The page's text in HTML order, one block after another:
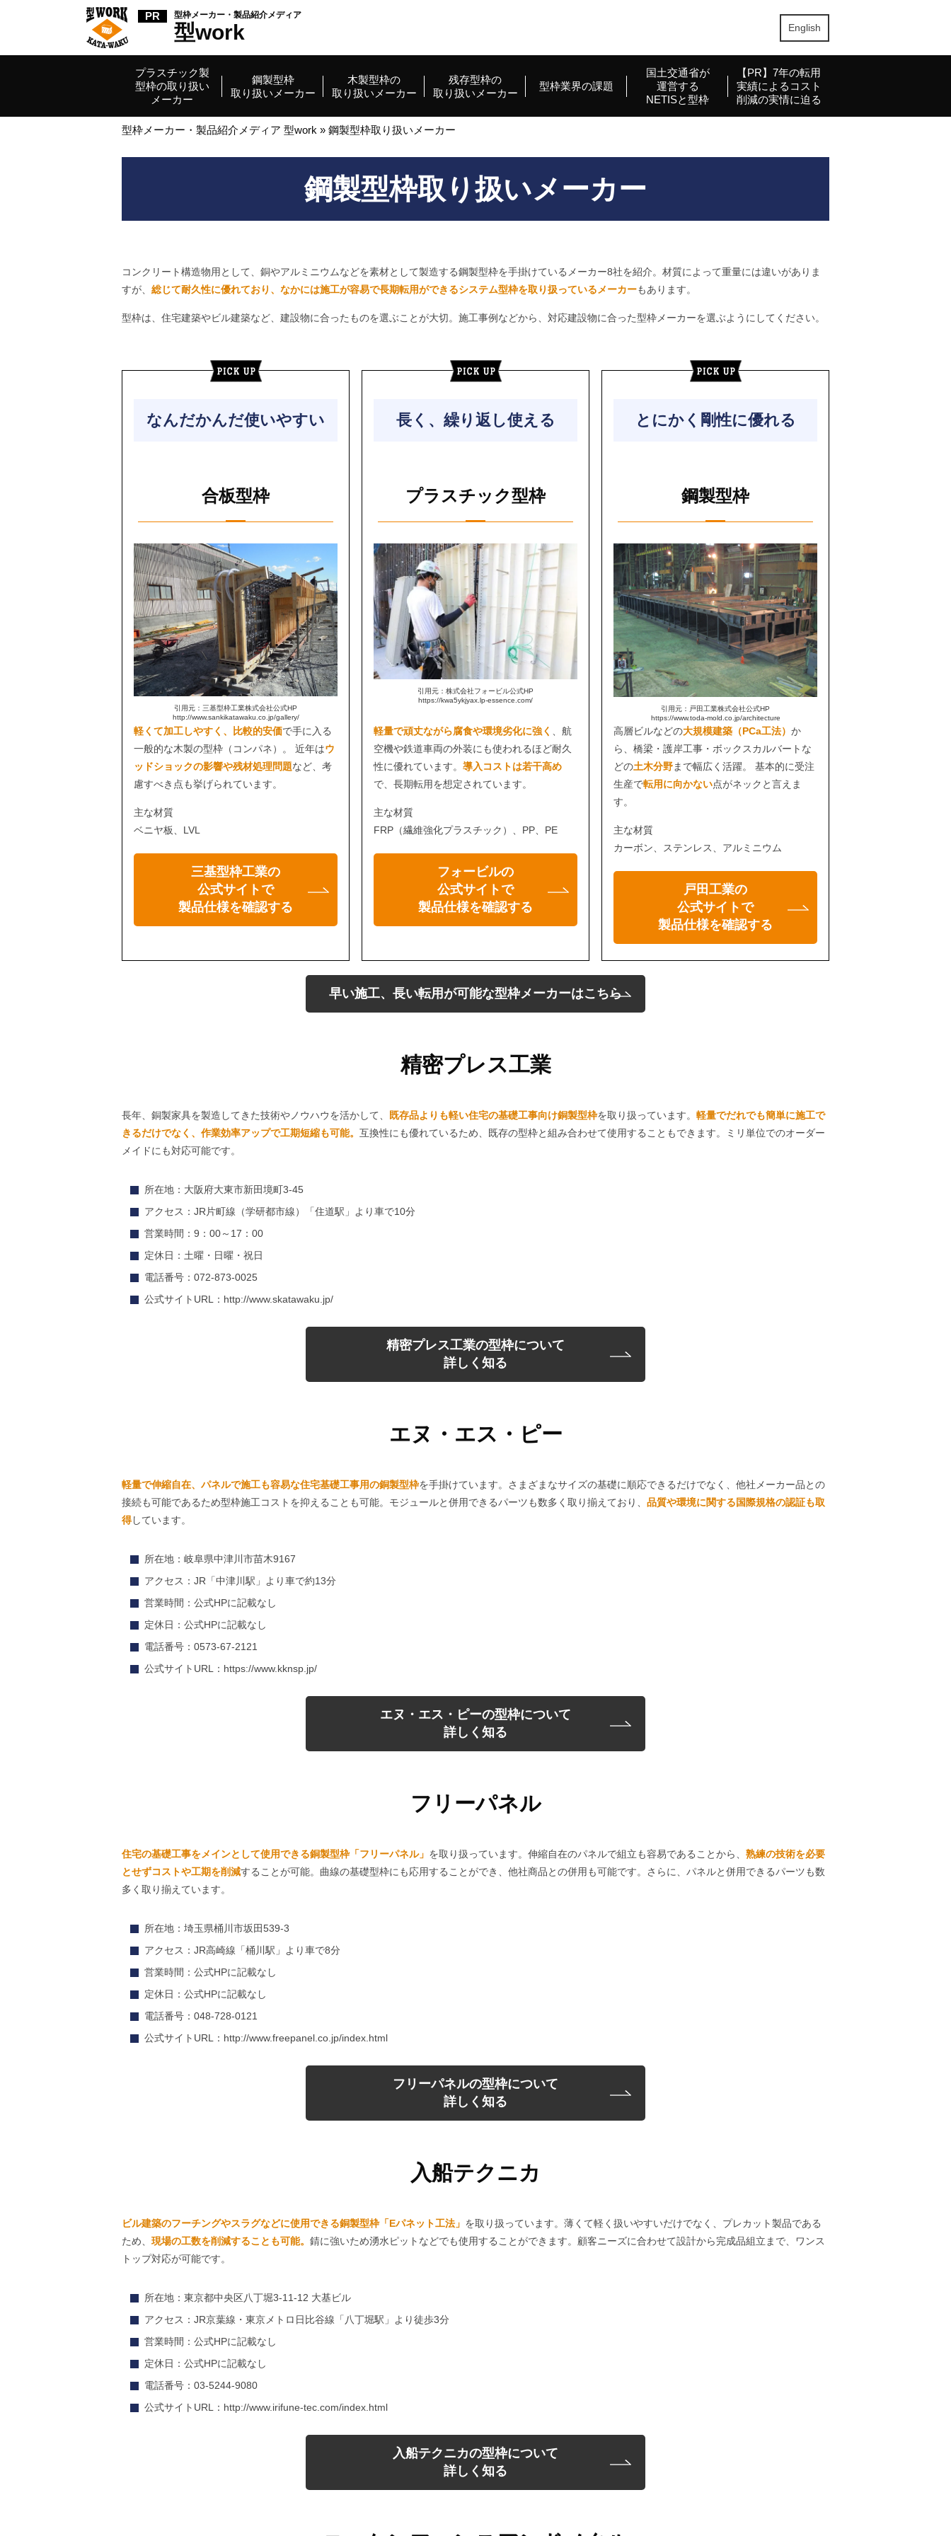
型枠メーカー・ 製品紹介メディア
型work English
プラスチック製
型枠の取り扱い
メーカー
鋼製型枠
取り扱いメーカー
木製型枠の
取り扱いメーカー
残存型枠の
取り扱いメーカー
型枠業界の課題
国土交通省が
運営する
NETISと型枠
【PR】7年の転用
実績によるコスト
削減の実情に迫る
型枠メーカー・製品紹介メディア 型work » 鋼製型枠取り扱いメーカー
鋼製型枠取り扱いメーカー
コンクリート構造物用として、銅やアルミニウムなどを素材として製造する鋼製型枠を手掛けているメーカー8社を紹介。材質によって重量には違いがありま
すが、 総じて耐久性に優れており、なかには施工が容易で長期転用ができるシステム型枠を取り扱っているメーカーもあります。
型枠は、住宅建築やビル建築など、建設物に合ったものを選ぶことが大切。施工事例などから、対応建設物に合った型枠メーカーを選ぶようにしてください。
なんだかんだ使いやすい
合板型枠
引用元：三基型枠工業株式会社公式HP
http://www.sankikatawaku.co.jp/gallery/
軽くて加工しやすく、比較的安価で手に入る
一般的な木製の型枠（コンパネ）。 近年はウ
ッドショックの影響や残材処理問題など、考
慮すべき点も挙げられています。
主な材質
ベニヤ板、LVL
三基型枠工業の
公式サイトで
製品仕様を確認する
長く、繰り返し使える
プラスチック型枠
引用元：株式会社フォービル公式HP
https://kwa5ykjyax.lp-essence.com/
軽量で頑丈ながら腐食や環境劣化に強く
、航
空機や鉄道車両の外装にも使われるほど耐久
性に優れています。 導入コストは若干高め
で、長期転用を想定されています。
主な材質
FRP（繊維強化プラスチック）、PP、PE
フォービルの
公式サイトで
製品仕様を確認する
とにかく剛性に優れる
鋼製型枠
引用元：戸田工業株式会社公式HP
https://www.toda-mold.co.jp/architecture
高層ビルなどの大規模建築（PCa工法） か
ら、橋梁・護岸工事・ボックスカルバートな
どの土木分野まで幅広く活躍。 基本的に受注
生産で転用に向かない点がネックと言えま
す。
主な材質
カーボン、ステンレス、アルミニウム
戸田工業の
公式サイトで
製品仕様を確認する
早い施工、長い転用が可能な型枠メーカーはこちら
精密プレス工業
長年、銅製家具を製造してきた技術やノウハウを活かして、 既存品よりも軽い住宅の基礎工事向け銅製型枠を取り扱っています。 軽量でだれでも簡単に施工で
きるだけでなく、作業効率アップで工期短縮も可能。 互換性にも優れているため、既存の型枠と組み合わせて使用することもできます。ミリ単位でのオーダー
メイドにも対応可能です。
所在地：大阪府大東市新田境町3-45
アクセス：JR片町線（学研都市線）「住道駅」より車で10分
営業時間：9：00～17：00
定休日：土曜・日曜・祝日
電話番号：072-873-0025
公式サイトURL：http://www.skatawaku.jp/
精密プレス工業の型枠について
詳しく知る
エヌ・エス・ピー
軽量で伸縮自在、パネルで施工も容易な住宅基礎工事用の銅製型枠を手掛けています。さまざまなサイズの基礎に順応できるだけでなく、他社メーカー品との
接続も可能であるため型枠施工コストを抑えることも可能。モジュールと併用できるパーツも数多く取り揃えており、 品質や環境に関する国際規格の認証も取
得しています。
所在地：岐阜県中津川市苗木9167
アクセス：JR「中津川駅」より車で約13分
営業時間：公式HPに記載なし
定休日：公式HPに記載なし
電話番号：0573-67-2121
公式サイトURL：https://www.kknsp.jp/
エヌ・エス・ピーの型枠について
詳しく知る
フリーパネル
住宅の基礎工事をメインとして使用できる銅製型枠「フリーパネル」 を取り扱っています。伸縮自在のパネルで組立も容易であることから、 熟練の技術を必要
とせずコストや工期を削減することが可能。曲線の基礎型枠にも応用することができ、他社商品との併用も可能です。さらに、パネルと併用できるパーツも数
多く取り揃えています。
所在地：埼玉県桶川市坂田539-3
アクセス：JR高崎線「桶川駅」より車で8分
営業時間：公式HPに記載なし
定休日：公式HPに記載なし
電話番号：048-728-0121
公式サイトURL：http://www.freepanel.co.jp/index.html
フリーパネルの型枠について
詳しく知る
入船テクニカ
ビル建築のフーチングやスラグなどに使用できる銅製型枠「Eパネット工法」 を取り扱っています。薄くて軽く扱いやすいだけでなく、プレカット製品である
ため、 現場の工数を削減することも可能。 錆に強いため湧水ピットなどでも使用することができます。顧客ニーズに合わせて設計から完成品組立まで、ワンス
トップ対応が可能です。
所在地：東京都中央区八丁堀3-11-12 大基ビル
アクセス：JR京葉線・東京メトロ日比谷線「八丁堀駅」より徒歩3分
営業時間：公式HPに記載なし
定休日：公式HPに記載なし
電話番号：03-5244-9080
公式サイトURL：http://www.irifune-tec.com/index.html
入船テクニカの型枠について
詳しく知る